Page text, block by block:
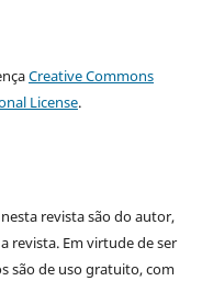
Creative Commons
License.
revista são do autor,
revista. Em virtude de ser
são de uso gratuito, com